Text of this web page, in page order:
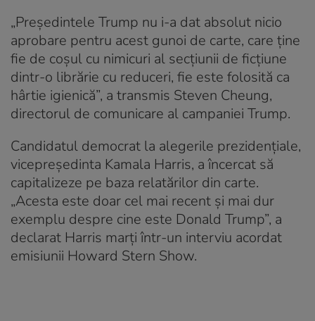
„Preşedintele Trump nu i-a dat absolut nicio
aprobare pentru acest gunoi de carte, care ţine
fie de coşul cu nimicuri al secţiunii de ficţiune
dintr-o librărie cu reduceri, fie este folosită ca
hârtie igienică”, a transmis Steven Cheung,
directorul de comunicare al campaniei Trump.
Candidatul democrat la alegerile prezidenţiale,
vicepreşedinta Kamala Harris, a încercat să
capitalizeze pe baza relatărilor din carte.
„Acesta este doar cel mai recent şi mai dur
exemplu despre cine este Donald Trump”, a
declarat Harris marţi într-un interviu acordat
emisiunii Howard Stern Show.